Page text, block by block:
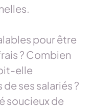
pour être
? Combien
elle
ses salariés ?
soucieux de